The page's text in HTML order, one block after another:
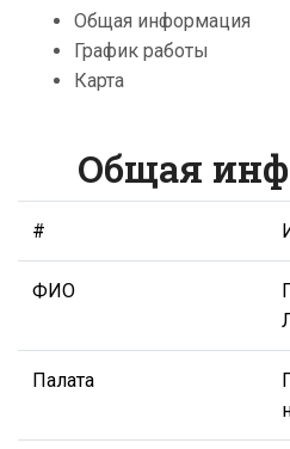
Общая информация
График работы
Карта
Общая
#
ФИО
Палата